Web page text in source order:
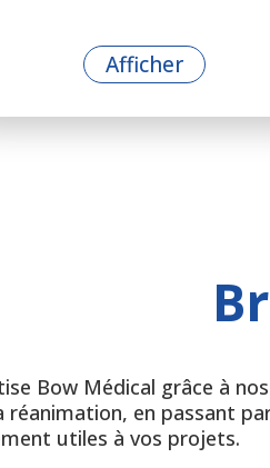
Afficher
Bow Médical grâce à
réanimation, en passant
utiles à vos projets.